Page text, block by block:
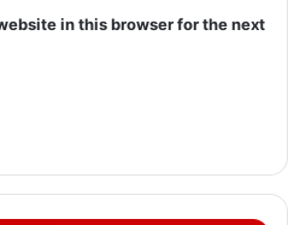
in this browser for the next